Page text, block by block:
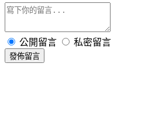
公開留言 私密留言
發佈留言